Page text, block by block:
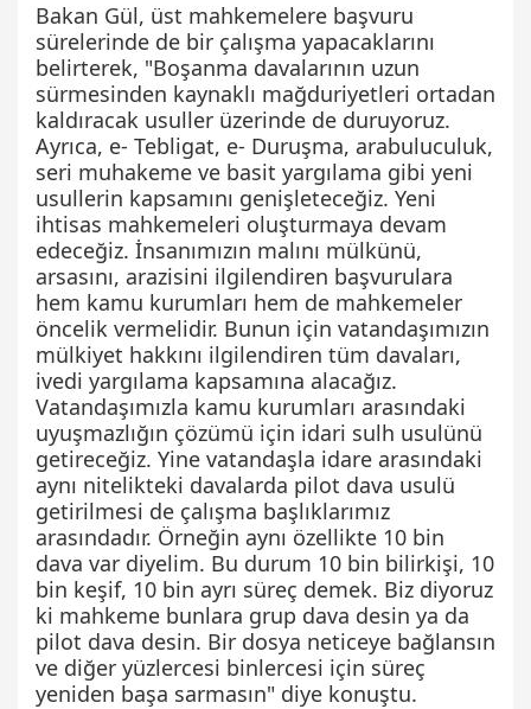
Bakan Gül, üst mahkemelere başvuru
sürelerinde de bir çalışma yapacaklarını
belirterek, "Boşanma davalarının uzun
sürmesinden kaynaklı mağduriyetleri ortadan
kaldıracak usuller üzerinde de duruyoruz.
Ayrıca, e- Tebligat, e- Duruşma, arabuluculuk,
seri muhakeme ve basit yargılama gibi yeni
usullerin kapsamını genişleteceğiz. Yeni
ihtisas mahkemeleri oluşturmaya devam
edeceğiz. İnsanımızın malını mülkünü,
arsasını, arazisini ilgilendiren başvurulara
hem kamu kurumları hem de mahkemeler
öncelik vermelidir. Bunun için vatandaşımızın
mülkiyet hakkını ilgilendiren tüm davaları,
ivedi yargılama kapsamına alacağız.
Vatandaşımızla kamu kurumları arasındaki
uyuşmazlığın çözümü için idari sulh usulünü
getireceğiz. Yine vatandaşla idare arasındaki
aynı nitelikteki davalarda pilot dava usulü
getirilmesi de çalışma başlıklarımız
arasındadır. Örneğin aynı özellikte 10 bin
dava var diyelim. Bu durum 10 bin bilirkişi, 10
bin keşif, 10 bin ayrı süreç demek. Biz diyoruz
ki mahkeme bunlara grup dava desin ya da
pilot dava desin. Bir dosya neticeye bağlansın
ve diğer yüzlercesi binlercesi için süreç
yeniden başa sarmasın" diye konuştu.